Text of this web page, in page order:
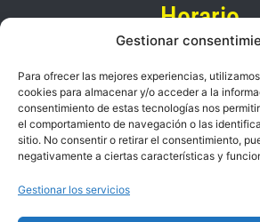
Gestionar
Para ofrecer las mejores experiencias,
cookies para almacenar y/o acceder a la
consentimiento de estas tecnologías nos
el comportamiento de navegación o las
sitio. No consentir o retirar el consentimiento,
negativamente a ciertas características y
Gestionar los servicios
Horario
De lunes a
09:00 a 18:00
Zonas de
Contacto